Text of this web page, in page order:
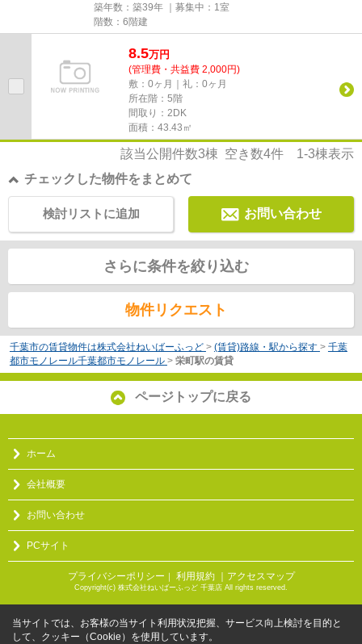
築年数：築39年 ｜募集中： 1室
階数：6階建
8.5万円
(管理費・共益費 2,000円)
敷：0ヶ月｜礼：0ヶ月
所在階：5階
間取り：2DK
面積：43.43㎡
該当公開件数3棟 空き数4件 1-3棟表示
チェックした物件をまとめて
お問い合わせ
検討リストに追加
さらに条件を絞り込む
物件リクエスト
千葉市の賃貸物件は株式会社ねいばーふっど > (賃貸)路線・駅から探す > 千葉
都市モノレール千葉都市モノレール > 栄町駅の賃貸
ページトップに戻る
ホーム
会社概要
お問い合わせ
PCサイト
プライバシーポリシー ｜ 利用規約 ｜アクセスマップ
Copyright(c) 株式会社ねいばーふっど 千葉店 All rights reserved.
当サイトでは、お客様の当サイト利用状況把握、サービス向上検討を目的と
して、クッキー（Cookie）を使用しています。